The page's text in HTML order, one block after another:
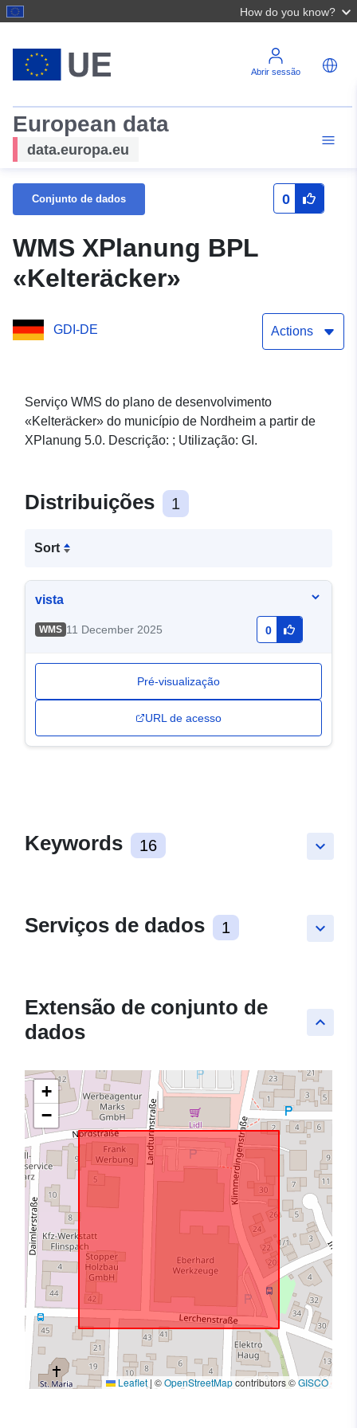
How do you know?
Abrir sessão
European data
data.europa.eu
Conjunto de dados 0
WMS XPlanung BPL
«Kelteräcker»
GDI-DE Actions
Serviço WMS do plano de desenvolvimento
«Kelteräcker» do município de Nordheim a partir de
XPlanung 5.0. Descrição: ; Utilização: GI.
Distribuições 1
Sort
vista
WMS 11 December 2025 0
Pré-visualização
URL de acesso
keyboard_arrow_down
Keywords 16
keyboard_arrow_down
Serviços de dados 1
keyboard_arrow_up
Extensão de conjunto de
dados
+
−
Leaflet | ©OpenStreetMapcontributors ©GISCO